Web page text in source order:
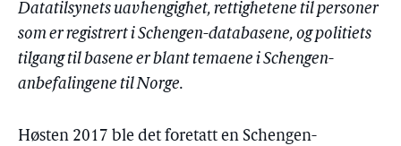
Datatilsynets uavhengighet, rettighetene til personer
som er registrert i Schengen-databasene, og politiets
tilgang til basene er blant temaene i Schengen-
anbefalingene til Norge.
Høsten 2017 ble det foretatt en Schengen-